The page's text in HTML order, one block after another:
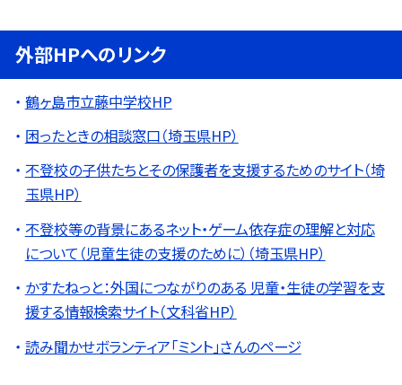
外部HPへのリンク
鶴ヶ島市立藤中学校HP
困ったときの相談窓口（埼玉県HP）
不登校の子供たちとその保護者を支援するためのサイト（埼
玉県HP）
不登校等の背景にあるネット・ゲーム依存症の理解と対応
について（児童生徒の支援のために）（埼玉県HP）
かすたねっと：外国につながりのある 児童・生徒の学習を支
援する情報検索サイト（文科省HP）
読み聞かせボランティア「ミント」さんのページ